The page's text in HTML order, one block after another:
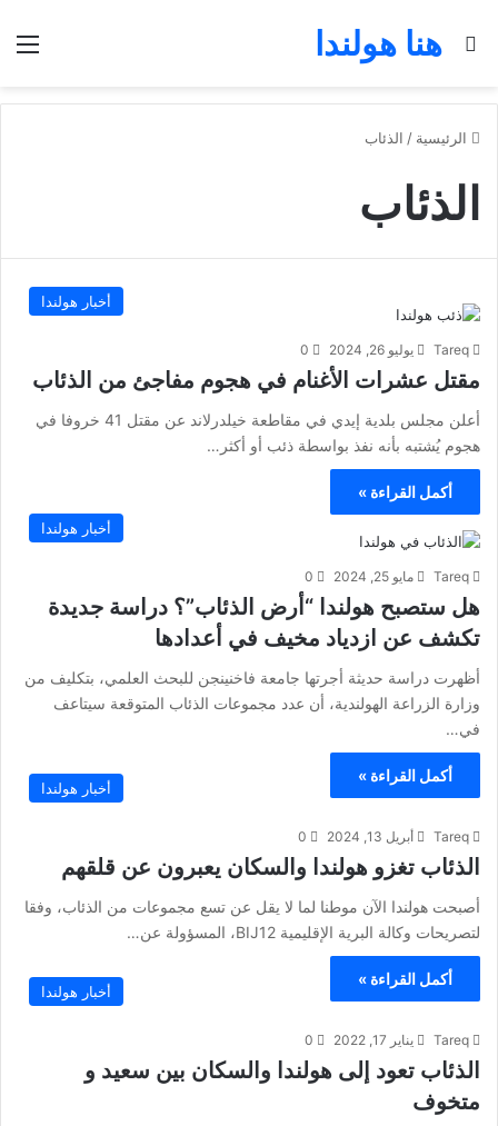
هنا هولندا
بحث عن
الرئيسية / الذئاب
الذئاب
أخبار هولندا
Tareq يوليو 26, 2024 0
مقتل عشرات الأغنام في هجوم مفاجئ من الذئاب
أعلن مجلس بلدية إيدي في مقاطعة خيلدرلاند عن مقتل 41 خروفا في
هجوم يُشتبه بأنه نفذ بواسطة ذئب أو أكثر…
أكمل القراءة »
أخبار هولندا
Tareq مايو 25, 2024 0
هل ستصبح هولندا “أرض الذئاب”؟ دراسة جديدة
تكشف عن ازدياد مخيف في أعدادها
أظهرت دراسة حديثة أجرتها جامعة فاخنينجن للبحث العلمي، بتكليف من
وزارة الزراعة الهولندية، أن عدد مجموعات الذئاب المتوقعة سيتاعف
في…
أكمل القراءة »
أخبار هولندا
Tareq أبريل 13, 2024 0
الذئاب تغزو هولندا والسكان يعبرون عن قلقهم
أصبحت هولندا الآن موطنا لما لا يقل عن تسع مجموعات من الذئاب، وفقا
لتصريحات وكالة البرية الإقليمية BIJ12، المسؤولة عن…
أكمل القراءة »
أخبار هولندا
Tareq يناير 17, 2022 0
الذئاب تعود إلى هولندا والسكان بين سعيد و
متخوف